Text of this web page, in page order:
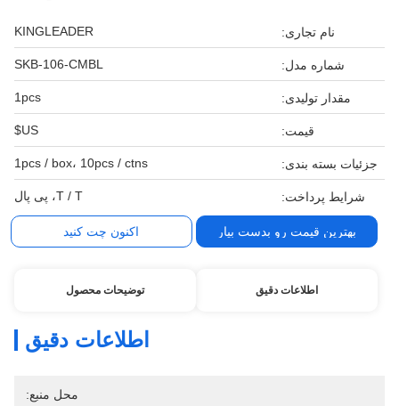
نام تجاری: KINGLEADER
شماره مدل: SKB-106-CMBL
مقدار تولیدی: 1pcs
قیمت: US$
جزئیات بسته بندی: 1pcs / box، 10pcs / ctns
شرایط پرداخت: T / T، پی پال
بهترین قیمت رو بدست بیار اکنون چت کنید
اطلاعات دقیق توضیحات محصول
اطلاعات دقیق
محل منبع: